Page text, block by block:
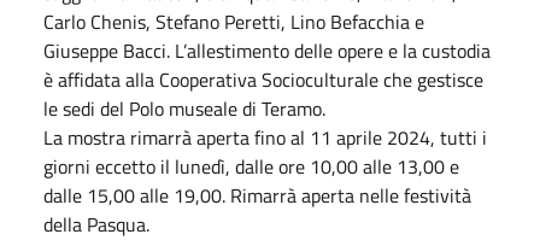
Carlo Chenis, Stefano Peretti, Lino Befacchia e
Giuseppe Bacci. L’allestimento delle opere e la custodia
è affidata alla Cooperativa Socioculturale che gestisce
le sedi del Polo museale di Teramo.
La mostra rimarrà aperta fino al 11 aprile 2024, tutti i
giorni eccetto il lunedì, dalle ore 10,00 alle 13,00 e
dalle 15,00 alle 19,00. Rimarrà aperta nelle festività
della Pasqua.